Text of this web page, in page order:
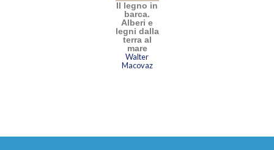
Il legno in
barca.
Alberi e
legni dalla
terra al
mare
Walter
Macovaz